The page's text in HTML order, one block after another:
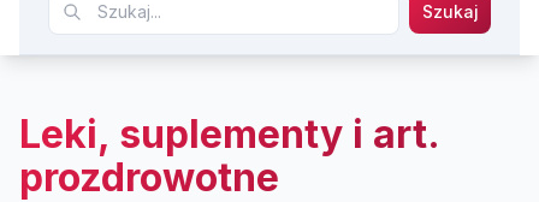
Szukaj
Leki, suplementy i art.
prozdrowotne